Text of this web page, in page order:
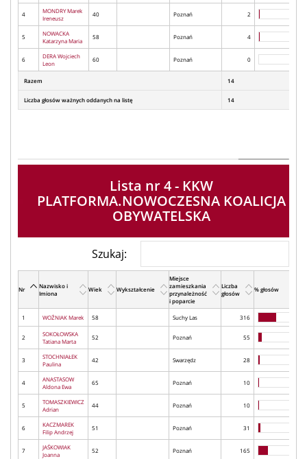
4
MONDRY Marek
Ireneusz
40 Poznań 2
5
NOWACKA
Katarzyna Maria
58 Poznań 4
6
DERA Wojciech
Leon
60 Poznań 0
Razem 14
Liczba głosów ważnych oddanych na listę 14
Lista nr 4 - KKW
PLATFORMA.NOWOCZESNA KOALICJA
OBYWATELSKA
Szukaj:
Nr
Nazwisko i
Imiona
Wiek Wykształcenie
Miejsce
zamieszkania
przynależność
i poparcie
Liczba
głosów
% głosów
1 WOŹNIAK Marek 58 Suchy Las 316
2
SOKOŁOWSKA
Tatiana Marta
52 Poznań 55
3
STOCHNIAŁEK
Paulina
42 Swarzędz 28
4
ANASTASOW
Aldona Ewa
65 Poznań 10
5
TOMASZKIEWICZ
Adrian
44 Poznań 10
6
KACZMAREK
Filip Andrzej
51 Poznań 31
7
JAŚKOWIAK
Joanna
52 Poznań 165